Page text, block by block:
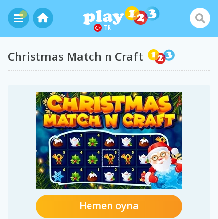
TR
Christmas Match n Craft
Hemen oyna